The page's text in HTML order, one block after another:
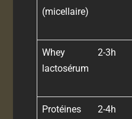
(micellaire)
Whey
lactosérum
2-3h
Protéines
2-4h